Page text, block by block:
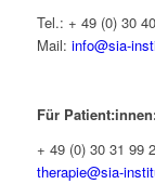
Tel.: + 49 (0) 30
Mail: info@sia-
Für
+ 49 (0) 30 31 99
therapie@sia-